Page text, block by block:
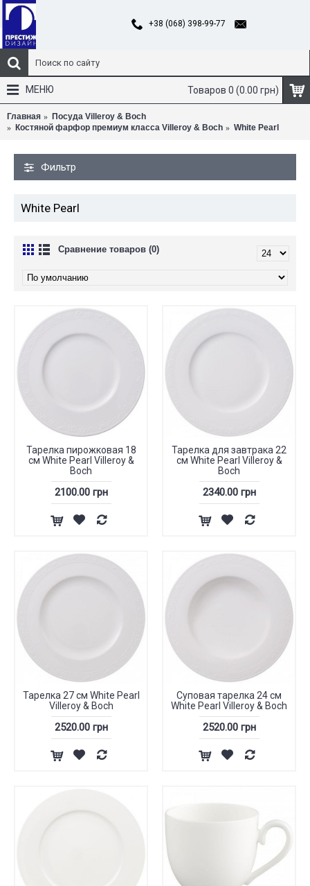
+38 (068) 398-99-77
Товаров 0 (0.00 грн)
МЕНЮ
Главная
Посуда Villeroy & Boch
Костяной фарфор премиум класса Villeroy & Boch
White Pearl
Фильтр
White Pearl
Сравнение товаров (0)
Тарелка пирожковая 18
см White Pearl Villeroy &
Boch
2100.00 грн
Тарелка для завтрака 22
см White Pearl Villeroy &
Boch
2340.00 грн
Тарелка 27 см White Pearl
Villeroy & Boch
2520.00 грн
Суповая тарелка 24 см
White Pearl Villeroy & Boch
2520.00 грн